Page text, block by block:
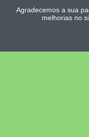
Agradecemos a sua
melhorias no